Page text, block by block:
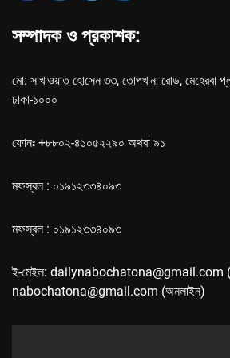
সম্পাদক ও প্রকাশক:
মো: সাখাওয়াত হোসেন ৩৩, তোপখানা রোড, মেহেরবা
ঢাকা-১০০০
ফোনঃ +৮৮০২-৪১০৫২২৯০ অথবা ৯১
মফস্বল : ০১৯১২৩৩৪০৯৩
মফস্বল : ০১৯১২৩৩৪০৯৩
ই-মেইল: dailynabochatona@gmail.com
nabochatona@gmail.com (অনলাইন)